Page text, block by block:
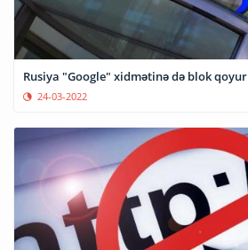
Rusiya "Google" xidmətinə də blok qoyur
24-03-2022